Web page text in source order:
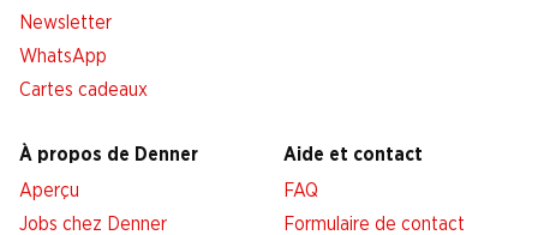
Newsletter
WhatsApp
Cartes cadeaux
À propos de Denner
Aperçu
Jobs chez Denner
Aide et contact
FAQ
Formulaire de contact